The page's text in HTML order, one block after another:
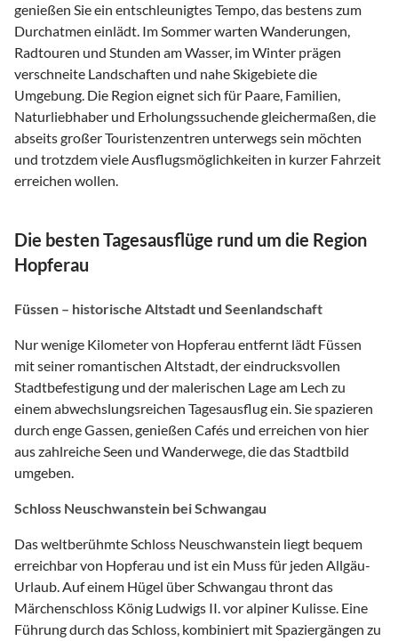
genießen Sie ein entschleunigtes Tempo, das bestens zum
Durchatmen einlädt. Im Sommer warten Wanderungen,
Radtouren und Stunden am Wasser, im Winter prägen
verschneite Landschaften und nahe Skigebiete die
Umgebung. Die Region eignet sich für Paare, Familien,
Naturliebhaber und Erholungssuchende gleichermaßen, die
abseits großer Touristenzentren unterwegs sein möchten
und trotzdem viele Ausflugsmöglichkeiten in kurzer Fahrzeit
erreichen wollen.
Die besten Tagesausflüge rund um die Region
Hopferau
Füssen – historische Altstadt und Seenlandschaft
Nur wenige Kilometer von Hopferau entfernt lädt Füssen
mit seiner romantischen Altstadt, der eindrucksvollen
Stadtbefestigung und der malerischen Lage am Lech zu
einem abwechslungsreichen Tagesausflug ein. Sie spazieren
durch enge Gassen, genießen Cafés und erreichen von hier
aus zahlreiche Seen und Wanderwege, die das Stadtbild
umgeben.
Schloss Neuschwanstein bei Schwangau
Das weltberühmte Schloss Neuschwanstein liegt bequem
erreichbar von Hopferau und ist ein Muss für jeden Allgäu-
Urlaub. Auf einem Hügel über Schwangau thront das
Märchenschloss König Ludwigs II. vor alpiner Kulisse. Eine
Führung durch das Schloss, kombiniert mit Spaziergängen zu